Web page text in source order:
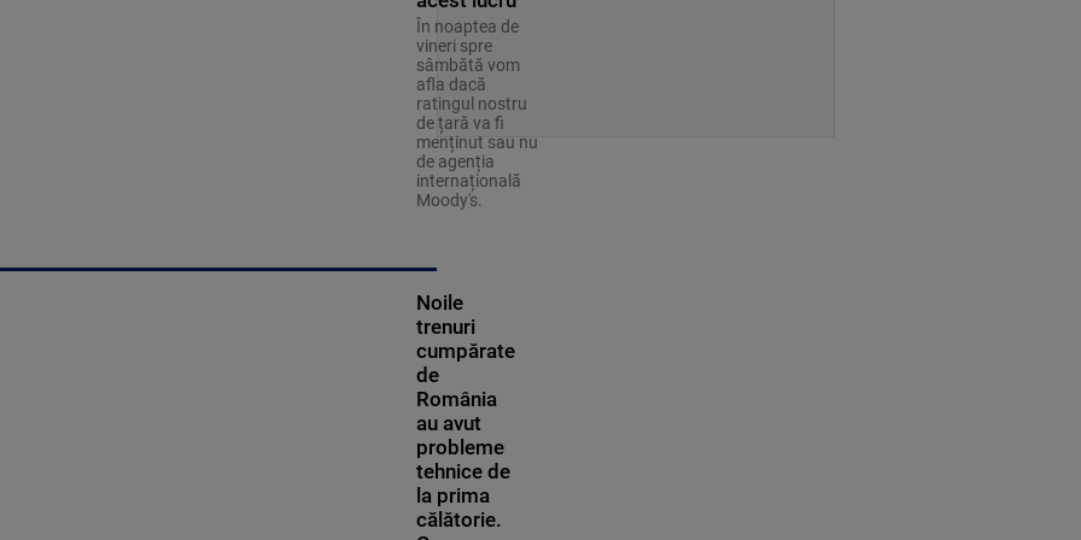
În noaptea de
vineri spre
sâmbătă vom
afla dacă
ratingul nostru
de țară va fi
menținut sau nu
de agenția
internațională
Moody's.
Noile
trenuri
cumpărate
de
România
au avut
probleme
tehnice de
la prima
călătorie.